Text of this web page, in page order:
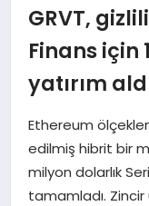
YAŞAM
EKONOMI
SAĞLIK
GRVT,
Finans için
yatırım
Ethereum
edilmiş hibrit bir
milyon dolarlık
tamamladı.